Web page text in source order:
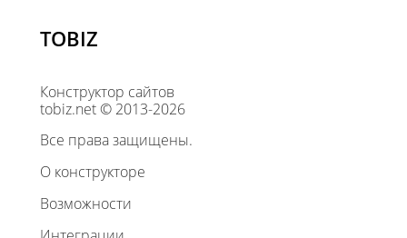
TOBIZ
Конструктор сайтов
tobiz.net © 2013-2026
Все права защищены.
О конструкторе
Возможности